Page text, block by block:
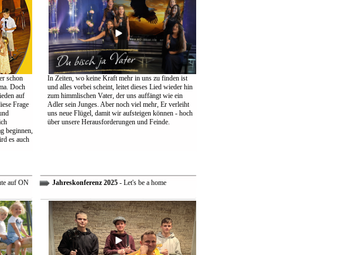
schon
Doch
auf
Frage
beginnen,
es auch
In Zeiten, wo keine Kraft mehr in uns zu finden ist
und alles vorbei scheint, leitet dieses Lied wieder hin
zum himmlischen Vater, der uns auffängt wie ein
Adler sein Junges. Aber noch viel mehr, Er verleiht
uns neue Flügel, damit wir aufsteigen können - hoch
über unsere Herausforderungen und Feinde.
auf ON Jahreskonferenz 2025- Let's be a home